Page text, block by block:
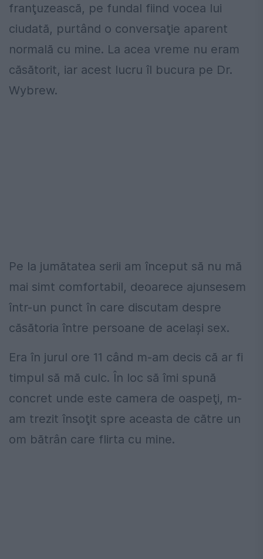
franţuzească, pe fundal fiind vocea lui
ciudată, purtând o conversaţie aparent
normală cu mine. La acea vreme nu eram
căsătorit, iar acest lucru îl bucura pe Dr.
Wybrew.
Pe la jumătatea serii am început să nu mă
mai simt comfortabil, deoarece ajunsesem
într-un punct în care discutam despre
căsătoria între persoane de acelaşi sex.
Era în jurul ore 11 când m-am decis că ar fi
timpul să mă culc. În loc să îmi spună
concret unde este camera de oaspeţi, m-
am trezit însoţit spre aceasta de către un
om bătrân care flirta cu mine.